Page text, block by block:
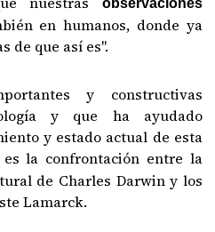
observaciones
en humanos, donde ya
de que así es".
y constructivas
y que ha ayudado
y estado actual de esta
la confrontación entre la
de Charles Darwin y los
Lamarck.